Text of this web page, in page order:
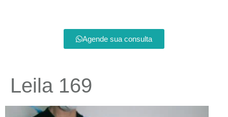
Agende sua consulta
Leila 169